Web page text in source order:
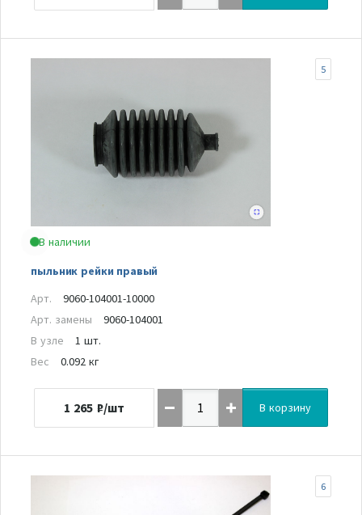
В наличии
пыльник рейки правый
5
Арт.
9060-104001-10000
Арт. замены
9060-104001
В узле
1 шт.
Вес
0.092 кг
1 265 ₽/шт В корзину
6